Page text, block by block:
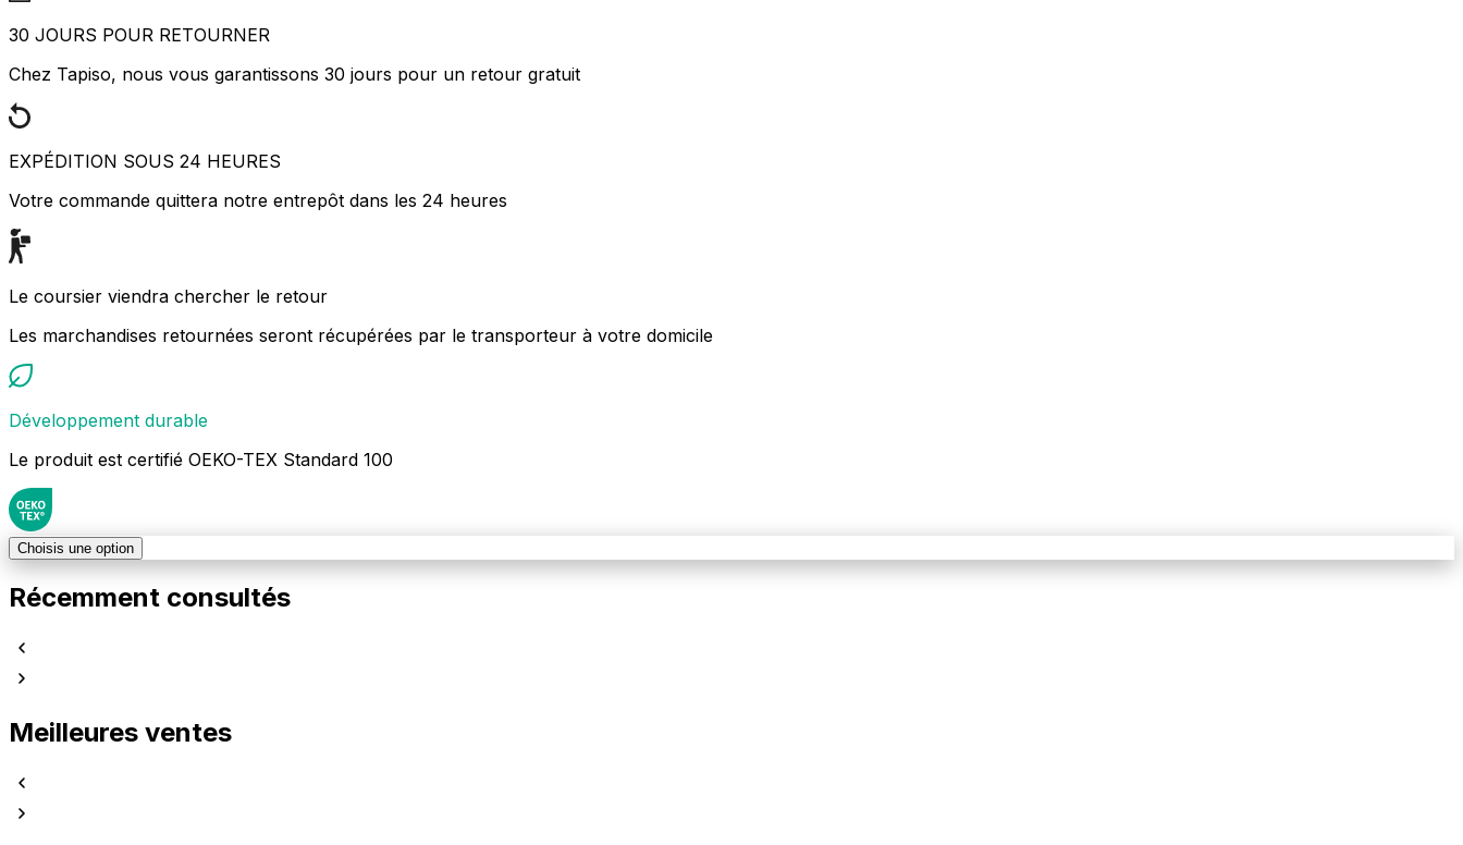
30 JOURS POUR RETOURNER
Chez Tapiso, nous vous garantissons 30 jours pour un retour gratuit
EXPÉDITION SOUS 24 HEURES
Votre commande quittera notre entrepôt dans les 24 heures
Le coursier viendra chercher le retour
Les marchandises retournées seront récupérées par le transporteur à votre domicile
Développement durable
Le produit est certifié OEKO-TEX Standard 100
Choisis une option
Récemment consultés
Meilleures ventes